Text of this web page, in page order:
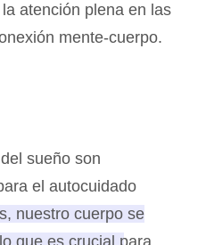
atención plena en las
mente-cuerpo.
sueño son
el autocuidado
nuestro cuerpo se